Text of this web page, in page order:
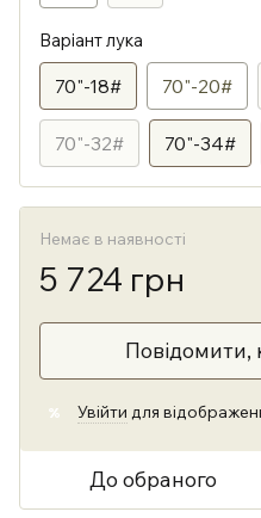
Варіант лука
70"-18# 70"-20#
70"-32# 70"-34#
Немає в наявності
5 724 грн
Повідомити,
% Увійти для
До обраного